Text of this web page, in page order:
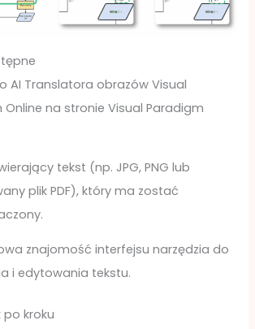
AI Translatora obrazów Visual
Online na stronie Visual Paradigm
tekst (np. JPG, PNG lub
plik PDF), który ma zostać
znajomość interfejsu narzędzia do
i edytowania tekstu.
po kroku